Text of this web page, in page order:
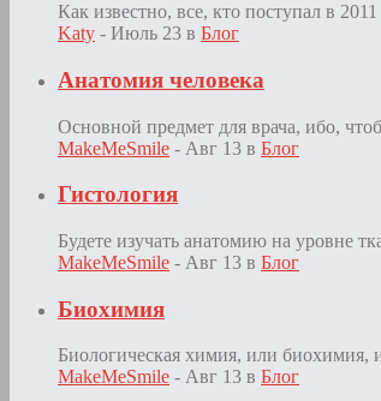
Как известно, все, кто поступал в
Katy - Июль 23 в Блог
Анатомия человека
Основной предмет для врача, ибо,
MakeMeSmile - Авг 13 в Блог
Гистология
Будете изучать анатомию на уровне
MakeMeSmile - Авг 13 в Блог
Биохимия
Биологическая химия, или биохимия,
MakeMeSmile - Авг 13 в Блог